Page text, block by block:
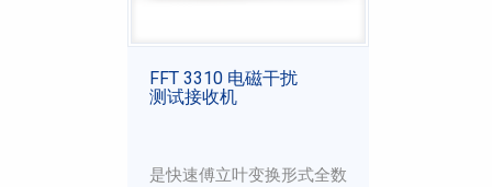
FFT 3310 电磁干扰
测试接收机
是快速傅立叶变换形式全数